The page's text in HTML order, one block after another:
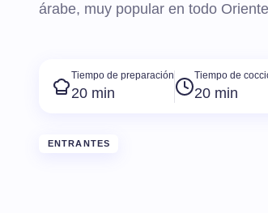
árabe, muy popular en todo
Tiempo de preparación
20 min
Tiempo de
20 min
ENTRANTES